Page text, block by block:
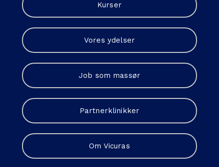
Kurser
Vores ydelser
Job som massør
Partnerklinikker
Om Vicuras